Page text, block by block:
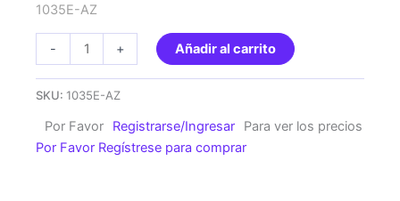
1035E-AZ
-
AZ
+ Añadir al carrito
SKU: 1035E-AZ
Por Favor Registrarse/Ingresar
Para ver los precios
Por Favor Regístrese para comprar